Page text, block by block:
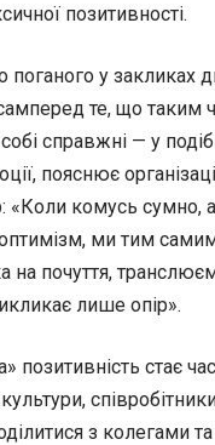
позитивності.
у закликах
те, що
справжні — у
пояснює
«Коли комусь сумно,
оптимізм, ми тим
на почуття,
лише опір».
позитивність стає
з колегами